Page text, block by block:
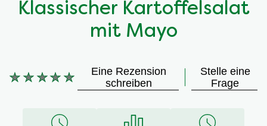
Klassischer Kartoffelsalat
mit Mayo
Keine
Eine Rezension
schreiben
Stelle eine
Frage